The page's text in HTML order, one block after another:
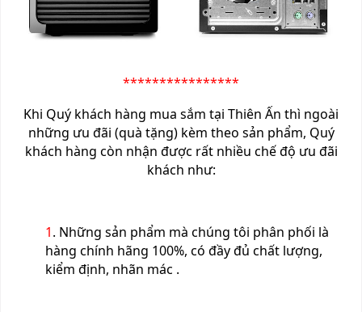
****************
Khi Quý khách hàng mua sắm tại Thiên Ấn thì ngoài
những ưu đãi (quà tặng) kèm theo sản phẩm, Quý
khách hàng còn nhận được rất nhiều chế độ ưu đãi
khách như:
1. Những sản phẩm mà chúng tôi phân phối là
hàng chính hãng 100%, có đầy đủ chất lượng,
kiểm định, nhãn mác .